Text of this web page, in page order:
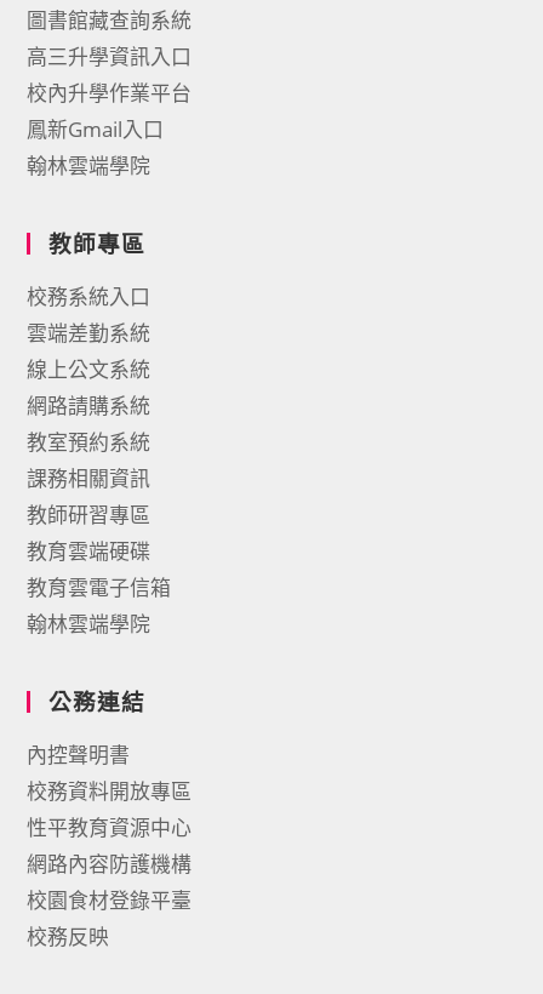
圖書館藏查詢系統
高三升學資訊入口
校內升學作業平台
鳳新Gmail入口
翰林雲端學院
教師專區
校務系統入口
雲端差勤系統
線上公文系統
網路請購系統
教室預約系統
課務相關資訊
教師研習專區
教育雲端硬碟
教育雲電子信箱
翰林雲端學院
公務連結
內控聲明書
校務資料開放專區
性平教育資源中心
網路內容防護機構
校園食材登錄平臺
校務反映